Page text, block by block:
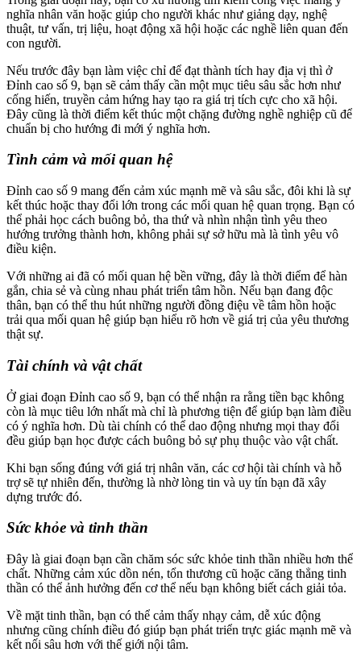
nghĩa nhân văn hoặc giúp cho người khác như giảng dạy, nghệ
thuật, tư vấn, trị liệu, hoạt động xã hội hoặc các nghề liên quan đến
con người.
Nếu trước đây bạn làm việc chỉ để đạt thành tích hay địa vị thì ở
Đỉnh cao số 9, bạn sẽ cảm thấy cần một mục tiêu sâu sắc hơn như
cống hiến, truyền cảm hứng hay tạo ra giá trị tích cực cho xã hội.
Đây cũng là thời điểm kết thúc một chặng đường nghề nghiệp cũ để
chuẩn bị cho hướng đi mới ý nghĩa hơn.
Tình cảm và mối quan hệ
Đỉnh cao số 9 mang đến cảm xúc mạnh mẽ và sâu sắc, đôi khi là sự
kết thúc hoặc thay đổi lớn trong các mối quan hệ quan trọng. Bạn có
thể phải học cách buông bỏ, tha thứ và nhìn nhận tình yêu theo
hướng trưởng thành hơn, không phải sự sở hữu mà là tình yêu vô
điều kiện.
Với những ai đã có mối quan hệ bền vững, đây là thời điểm để hàn
gắn, chia sẻ và cùng nhau phát triển tâm hồn. Nếu bạn đang độc
thân, bạn có thể thu hút những người đồng điệu về tâm hồn hoặc
trải qua mối quan hệ giúp bạn hiểu rõ hơn về giá trị của yêu thương
thật sự.
Tài chính và vật chất
Ở giai đoạn Đỉnh cao số 9, bạn có thể nhận ra rằng tiền bạc không
còn là mục tiêu lớn nhất mà chỉ là phương tiện để giúp bạn làm điều
có ý nghĩa hơn. Dù tài chính có thể dao động nhưng mọi thay đổi
đều giúp bạn học được cách buông bỏ sự phụ thuộc vào vật chất.
Khi bạn sống đúng với giá trị nhân văn, các cơ hội tài chính và hỗ
trợ sẽ tự nhiên đến, thường là nhờ lòng tin và uy tín bạn đã xây
dựng trước đó.
Sức khỏe và tinh thần
Đây là giai đoạn bạn cần chăm sóc sức khỏe tinh thần nhiều hơn thể
chất. Những cảm xúc dồn nén, tổn thương cũ hoặc căng thẳng tinh
thần có thể ảnh hưởng đến cơ thể nếu bạn không biết cách giải tỏa.
Về mặt tinh thần, bạn có thể cảm thấy nhạy cảm, dễ xúc động
nhưng cũng chính điều đó giúp bạn phát triển trực giác mạnh mẽ và
kết nối sâu hơn với thế giới nội tâm.